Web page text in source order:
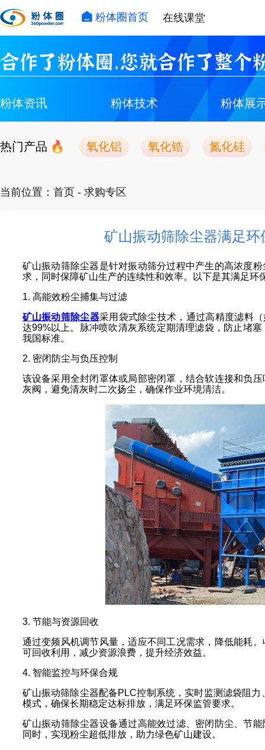
粉体圈首页 在线课堂
合作了粉体圈，您就合作了整个
粉体资讯 粉体技术 粉体展
热门产品 氧化铝 氧化锆 氮化硅
当前位置： 首页 - 求购专区
矿山振动筛除尘器满足
矿山振动筛除尘器是针对振动筛分过程中产生的高浓度
求，同时保障矿山生产的连续性和效率。以下是其满足环
1. 高能效粉尘捕集与过滤
矿山振动筛除尘器采用袋式除尘技术，通过高精度滤料
达99%以上。脉冲喷吹清灰系统定期清理滤袋，防止堵
我国标准。
2. 密闭防尘与负压控制
该设备采用全封闭罩体或局部密闭罩，结合软连接和负
灰阀，避免清灰时二次扬尘，确保作业环境清洁。
3. 节能与资源回收
通过变频风机调节风量，适应不同工况需求，降低能耗
可回收利用，减少资源浪费，提升经济效益。
4. 智能监控与环保合规
矿山振动筛除尘器配备PLC控制系统，实时监测滤袋阻
模式，确保长期稳定达标排放，满足环保监管要求。
矿山振动筛除尘器设备通过高能效过滤、密闭防尘、节
同时，实现粉尘超低排放，助力绿色矿山建设。